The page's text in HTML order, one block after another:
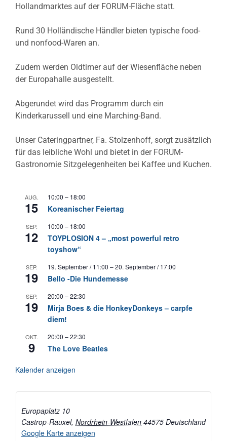
Hollandmarktes auf der FORUM-Fläche statt.
Rund 30 Holländische Händler bieten typische food-
und nonfood-Waren an.
Zudem werden Oldtimer auf der Wiesenfläche neben
der Europahalle ausgestellt.
Abgerundet wird das Programm durch ein
Kinderkarussell und eine Marching-Band.
Unser Cateringpartner, Fa. Stolzenhoff, sorgt zusätzlich
für das leibliche Wohl und bietet in der FORUM-
Gastronomie Sitzgelegenheiten bei Kaffee und Kuchen.
AUG.
15
10:00 – 18:00
Koreanischer Feiertag
SEP.
12
10:00 – 18:00
TOYPLOSION 4 – „most powerful retro
toyshow“
SEP.
19
19. September / 11:00 –20. September / 17:00
Bello -Die Hundemesse
SEP.
19
20:00 –22:30
Mirja Boes & die HonkeyDonkeys – carpfe
diem!
OKT.
9
20:00 –22:30
The Love Beatles
Kalender anzeigen
Europaplatz 10
Castrop-Rauxel, Nordrhein-Westfalen 44575 Deutschland
Google Karte anzeigen